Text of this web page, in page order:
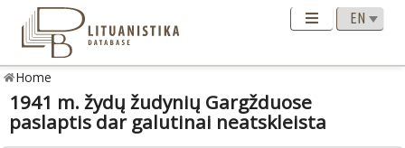
Home
1941 m. žydų žudynių Gargžduose
paslaptis dar galutinai neatskleista